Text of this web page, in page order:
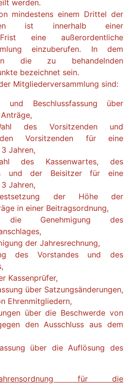
werden.
mindestens einem Drittel der
ist innerhalb einer
eine außerordentliche
einzuberufen. In dem
die zu behandelnden
bezeichnet sein.
Mitgliederversammlung sind:
und Beschlussfassung über
des Vorsitzenden und
Vorsitzenden für eine
Jahren,
des Kassenwartes, des
und der Beisitzer für eine
Jahren,
der Höhe der
in einer Beitragsordnung,
Genehmigung des
der Jahresrechnung,
des Vorstandes und des
Kassenprüfer,
über Satzungsänderungen,
Ehrenmitgliedern,
über die Beschwerde von
den Ausschluss aus dem
über die Auflösung des
für die